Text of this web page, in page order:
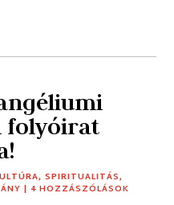
folyóirat
,SPIRITUALITÁS,
| 4 HOZZÁSZÓLÁSOK